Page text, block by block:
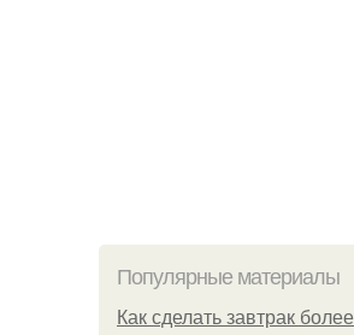
Популярные материалы
Как сделать завтрак более